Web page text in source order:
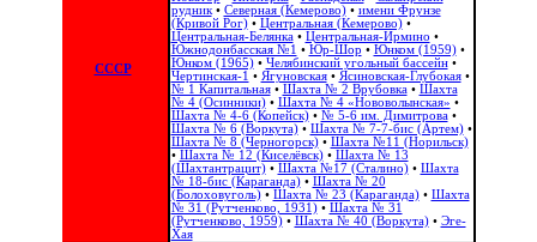
СССР
рудник• Северная (Кемерово)• имени Фрунзе
(Кривой Рог)• Центральная (Кемерово)•
Центральная-Белянка• Центральная-Ирмино •
Южнодонбасская №1 • Юр-Шор • Юнком (1959)•
Юнком (1965)• Челябинский угольный бассейн•
Чертинская-1 • Ягуновская• Ясиновская-Глубокая•
№ 1 Капитальная• Шахта № 2 Врубовка• Шахта
№ 4 (Осинники)• Шахта № 4 «Нововолынская» •
Шахта № 4-6 (Копейск)• № 5-6 им. Димитрова•
Шахта № 6 (Воркута)• Шахта № 7-7-бис (Артем)•
Шахта № 8 (Черногорск)• Шахта №11 (Норильск)
• Шахта № 12 (Киселёвск)• Шахта № 13
(Шахтантрацит)• Шахта №17 (Сталино)• Шахта
№ 18-бис (Караганда)• Шахта № 20
(Болоховуголь)‎• Шахта № 23 (Караганда)• Шахта
№ 31 (Рутченково, 1931)• Шахта № 31
(Рутченково, 1959)• Шахта № 40 (Воркута)• Эге-
Хая